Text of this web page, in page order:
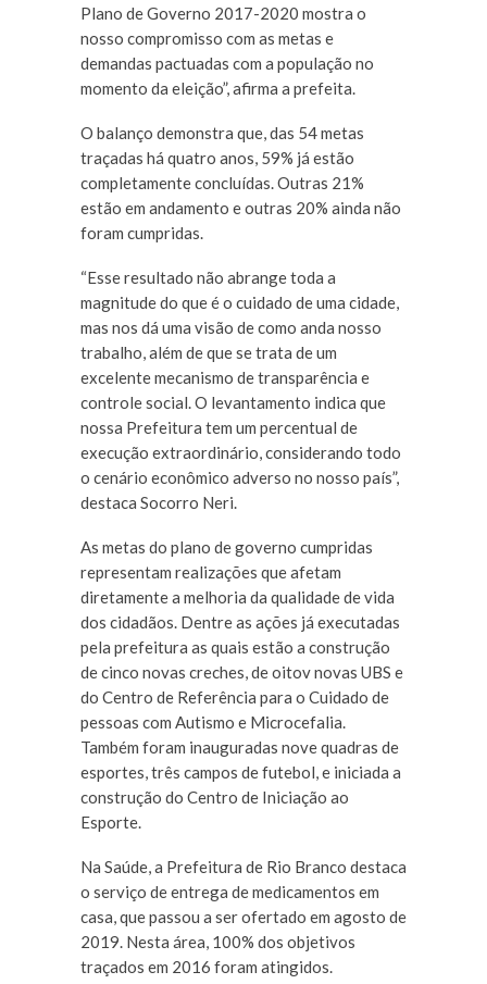
Plano de Governo 2017-2020 mostra o
nosso compromisso com as metas e
demandas pactuadas com a população no
momento da eleição”, afirma a prefeita.
O balanço demonstra que, das 54 metas
traçadas há quatro anos, 59% já estão
completamente concluídas. Outras 21%
estão em andamento e outras 20% ainda não
foram cumpridas.
“Esse resultado não abrange toda a
magnitude do que é o cuidado de uma cidade,
mas nos dá uma visão de como anda nosso
trabalho, além de que se trata de um
excelente mecanismo de transparência e
controle social. O levantamento indica que
nossa Prefeitura tem um percentual de
execução extraordinário, considerando todo
o cenário econômico adverso no nosso país”,
destaca Socorro Neri.
As metas do plano de governo cumpridas
representam realizações que afetam
diretamente a melhoria da qualidade de vida
dos cidadãos. Dentre as ações já executadas
pela prefeitura as quais estão a construção
de cinco novas creches, de oitov novas UBS e
do Centro de Referência para o Cuidado de
pessoas com Autismo e Microcefalia.
Também foram inauguradas nove quadras de
esportes, três campos de futebol, e iniciada a
construção do Centro de Iniciação ao
Esporte.
Na Saúde, a Prefeitura de Rio Branco destaca
o serviço de entrega de medicamentos em
casa, que passou a ser ofertado em agosto de
2019. Nesta área, 100% dos objetivos
traçados em 2016 foram atingidos.